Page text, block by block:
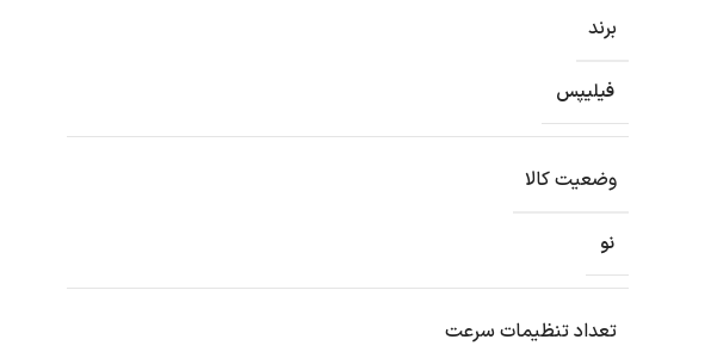
برند
فیلیپس
وضعیت کالا
نو
تعداد تنظیمات سرعت